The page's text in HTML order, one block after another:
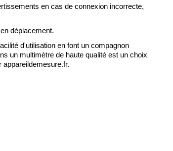
en cas de connexion incorrecte,
déplacement.
d'utilisation en font un compagnon
un multimètre de haute qualité est un choix